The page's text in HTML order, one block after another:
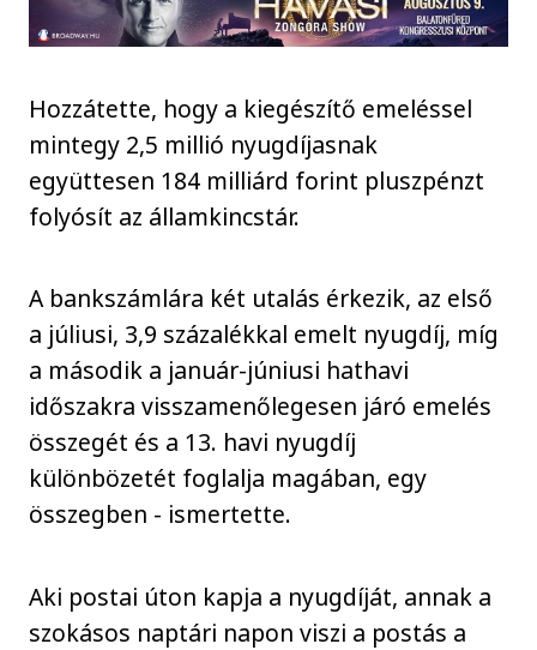
Hozzátette, hogy a kiegészítő emeléssel
mintegy 2,5 millió nyugdíjasnak
együttesen 184 milliárd forint pluszpénzt
folyósít az államkincstár.
A bankszámlára két utalás érkezik, az első
a júliusi, 3,9 százalékkal emelt nyugdíj, míg
a második a január-júniusi hathavi
időszakra visszamenőlegesen járó emelés
összegét és a 13. havi nyugdíj
különbözetét foglalja magában, egy
összegben - ismertette.
Aki postai úton kapja a nyugdíját, annak a
szokásos naptári napon viszi a postás a